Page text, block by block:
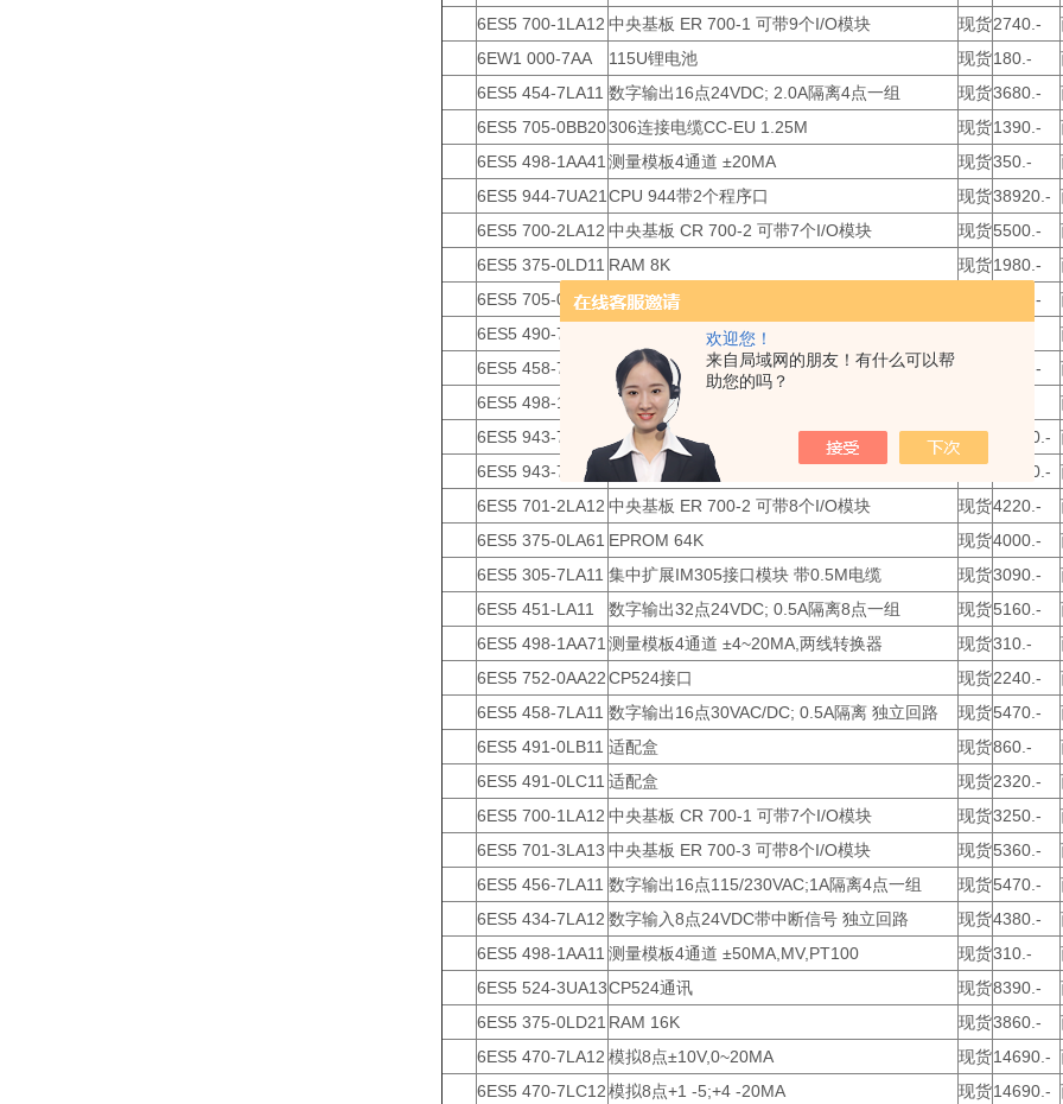
欢迎您！
来自局域网的朋友！有什么可以帮
助您的吗？
6ES5 700-1LA12 中央基板 ER 700-1 可带9个I/O模块 现货2740.-
6EW1 000-7AA
115U锂电池 现货180.-
6ES5 454-7LA11 数字输出16点24VDC; 2.0A隔离4点一组 现货3680.-
6ES5 705-0BB20306连接电缆CC-EU 1.25M 现货1390.-
6ES5 498-1AA41 测量模板4通道 ±20MA 现货350.-
6ES5 944-7UA21 CPU 944带2个程序口 现货38920.-
6ES5 700-2LA12 中央基板 CR 700-2 可带7个I/O模块 现货5500.-
6ES5 375-0LD11 RAM 8K 现货1980.-
6ES5 705-0BB50306连接电缆CC-EU 1.50M 1420.-
6ES5 490-7LB11
24针前汇线板
6ES5 458-7LB11
数字输出8点继电器,230VAC; 5A独立回路 3060.-
6ES5 498-1AA31
测量模板4通道 ±10V
6ES5 943-7UB11
CPU 943单元RAM 16K带1个程序口 现货 20400.-
6ES5 943-7UB22
CPU 943单元RAM 16K带2个程序口 23700.-
6ES5 701-2LA12 中央基板 ER 700-2 可带8个I/O模块 现货4220.-
6ES5 375-0LA61 EPROM 64K 现货4000.-
6ES5 305-7LA11 集中扩展IM305接口模块 带0.5M电缆 现货3090.-
6ES5 451-LA11
数字输出32点24VDC; 0.5A隔离8点一组 现货5160.-
6ES5 498-1AA71 测量模板4通道 ±4~20MA,两线转换器 现货310.-
6ES5 752-0AA22CP524接口 现货2240.-
6ES5 458-7LA11 数字输出16点30VAC/DC; 0.5A隔离 独立回路 现货5470.-
6ES5 491-0LB11 适配盒 现货860.-
6ES5 491-0LC11 适配盒 现货2320.-
6ES5 700-1LA12 中央基板 CR 700-1 可带7个I/O模块 现货3250.-
6ES5 701-3LA13 中央基板 ER 700-3 可带8个I/O模块 现货5360.-
6ES5 456-7LA11 数字输出16点115/230VAC;1A隔离4点一组 现货5470.-
6ES5 434-7LA12 数字输入8点24VDC带中断信号 独立回路 现货4380.-
6ES5 498-1AA11 测量模板4通道 ±50MA,MV,PT100 现货310.-
6ES5 524-3UA13CP524通讯 现货8390.-
6ES5 375-0LD21 RAM 16K 现货3860.-
6ES5 470-7LA12 模拟8点±10V,0~20MA 现货14690.-
6ES5 470-7LC12模拟8点+1 -5;+4 -20MA 现货14690.-